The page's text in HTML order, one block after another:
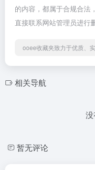
的内容，都属于合规合法
直接联系网站管理员进行
ooee收藏夹致力于优质、
相关导航
暂无评论